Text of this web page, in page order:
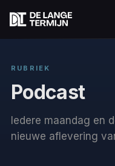
RUBRIEK
Podcast
Iedere maandag en
nieuwe aflevering